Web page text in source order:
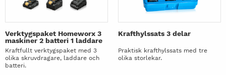
Verktygspaket Homeworx 3
maskiner 2 batteri 1 laddare
Kraftfullt verktygspaket med 3
olika skruvdragare, laddare och
batteri.
Krafthylssats 3 delar
Praktisk krafthylssats med tre
olika storlekar.